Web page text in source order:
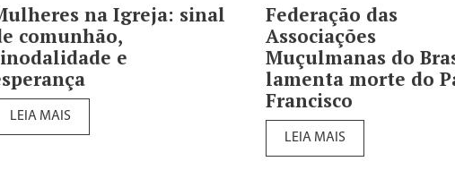
na Igreja: sinal
comunhão,
e
LEIA MAIS
Federação das
Associações
Muçulmanas do
lamenta morte do
Francisco
LEIA MAIS